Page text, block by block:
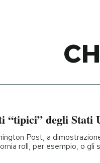
“tipici” degli Stati
Post, a
roll, per esempio, o